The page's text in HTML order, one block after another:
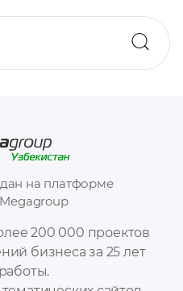
200 000 проектов
бизнеса за 25 лет
на платформе
Megagroup